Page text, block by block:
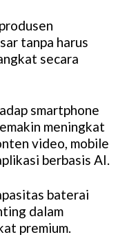
tanpa harus
secara
smartphone
meningkat
video, mobile
berbasis AI.
baterai
dalam
premium.